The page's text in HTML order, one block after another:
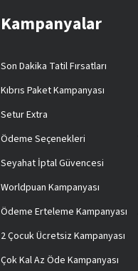
Kampanyalar
Son Dakika Tatil Fırsatları
Kıbrıs Paket Kampanyası
Setur Extra
Ödeme Seçenekleri
Seyahat İptal Güvencesi
Worldpuan Kampanyası
Ödeme Erteleme Kampanyası
2 Çocuk Ücretsiz Kampanyası
Çok Kal Az Öde Kampanyası